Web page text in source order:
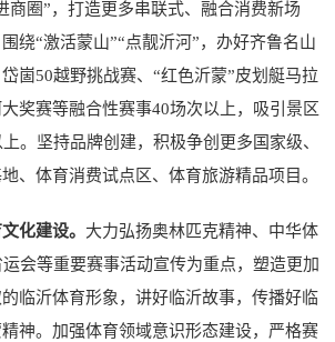
商圈”，打造更多串联式、融合消费新场
绕“激活蒙山”“点靓沂河”，办好齐鲁名山
崮50越野挑战赛、“红色沂蒙”皮划艇马拉
奖赛等融合性赛事40场次以上，吸引景区
。坚持品牌创建，积极争创更多国家级、
、体育消费试点区、体育旅游精品项目。
化建设。 大力弘扬奥林匹克精神、中华体
会等重要赛事活动宣传为重点，塑造更加
临沂体育形象，讲好临沂故事，传播好临
神。加强体育领域意识形态建设，严格赛